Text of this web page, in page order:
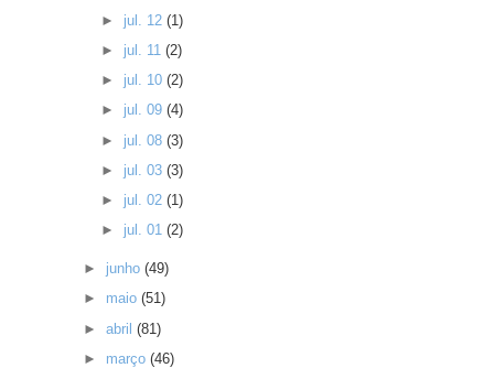
► jul. 12 (1)
► jul. 11 (2)
► jul. 10 (2)
► jul. 09 (4)
► jul. 08 (3)
► jul. 03 (3)
► jul. 02 (1)
► jul. 01 (2)
► junho(49)
► maio(51)
►abril(81)
► março(46)